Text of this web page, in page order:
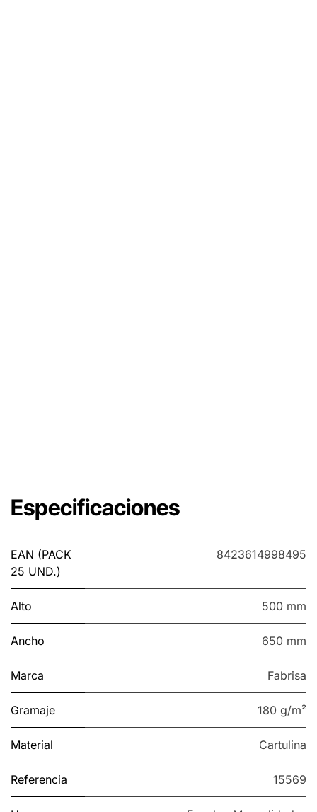
Especificaciones
EAN (PACK
25 UND.)
8423614998495
Alto 500 mm
Ancho 650 mm
Marca Fabrisa
Gramaje 180 g/m²
Material Cartulina
Referencia 15569